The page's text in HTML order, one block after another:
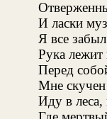
И ласки
Я все
Рука
Перед
Мне
Иду в леса,